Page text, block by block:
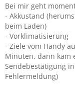
Bei mir geht
- Akkustand
beim Laden)
- Vorklimatisierung
- Ziele vom Handy
Minuten, dann kam
Sendebestätigung
Fehlermeldung)